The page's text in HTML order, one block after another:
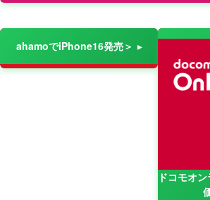
ahamoでiPhone16発売＞
ドコモオ